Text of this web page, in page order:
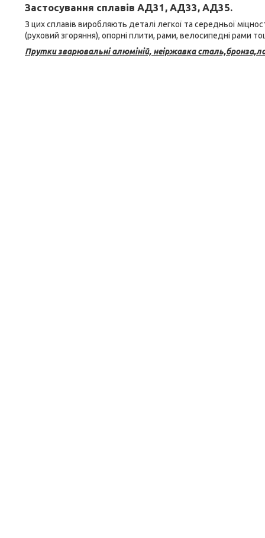
Застосування сплавів АД31, АД33, АД35.
З цих сплавів виробляють деталі легкої та середньої
(руховий згоряння), опорні плити, рами, велосипедні рами
Прутки зварювальні алюміній, неіржавка